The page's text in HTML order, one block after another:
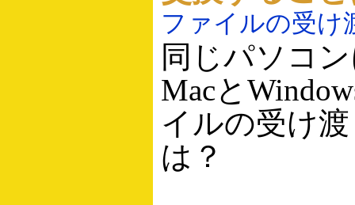
ファイルの受け
同じパソコ
Macと
イルの受け
は？